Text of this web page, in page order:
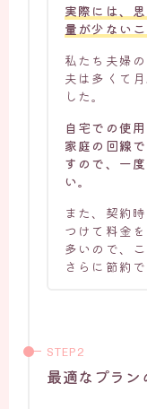
実際には、
量が少ない
私たち夫婦
夫は多くて
した。
自宅での使
家庭の回線
すので、一
い。
また、契約
つけて料金
多いので、
さらに節約
最適なプラ